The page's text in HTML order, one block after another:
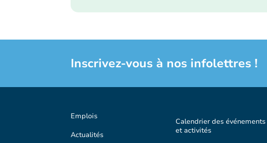
Inscrivez-vous à nos infolettres !
Emplois
Actualités
Calendrier des événements
et activités